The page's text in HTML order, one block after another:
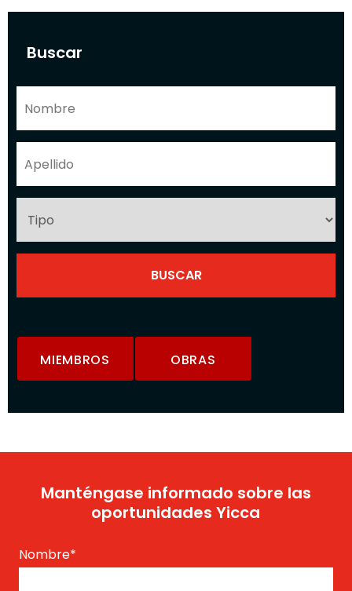
Buscar
MIEMBROS OBRAS
Manténgase informado sobre las
oportunidades Yicca
Nombre*